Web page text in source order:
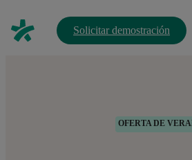
Solicitar demostración
OFERTA DE